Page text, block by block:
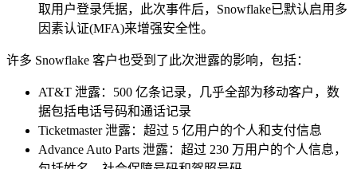
取用户登录凭据，此次事件后，Snowflake已默认启用多
因素认证(MFA)来增强安全性。
许多 Snowflake 客户也受到了此次泄露的影响，包括：
AT&T 泄露：500 亿条记录，几乎全部为移动客户，数
据包括电话号码和通话记录
Ticketmaster 泄露：超过 5 亿用户的个人和支付信息
Advance Auto Parts 泄露：超过 230 万用户的个人信息，